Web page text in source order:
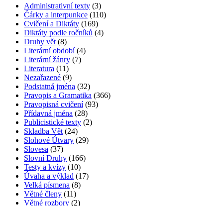
Administrativní texty (3)
Čárky a interpunkce (110)
Cvičení a Diktáty (169)
Diktáty podle ročníků (4)
Druhy vět (8)
Literární období(4)
Literární žánry (7)
Literatura (11)
Nezařazené (9)
Podstatná jména (32)
Pravopis a Gramatika (366)
Pravopisná cvičení(93)
Přídavná jména (28)
Publicistické texty (2)
Skladba Vět (24)
Slohové Útvary (29)
Slovesa (37)
Slovní Druhy (166)
Testy a kvízy (10)
Úvaha a výklad (17)
Velká písmena (8)
Větné členy (11)
Větné rozbory (2)